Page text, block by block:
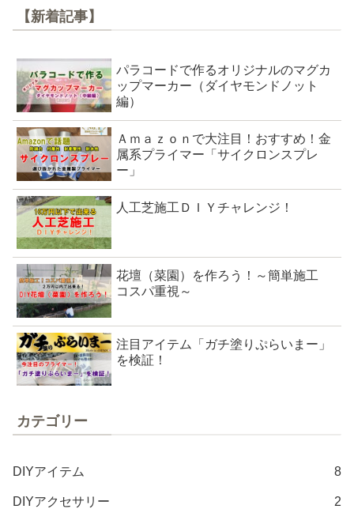
【新着記事】
パラコードで作るオリジナルのマグカ
ップマーカー（ダイヤモンドノット
編）
Ａｍａｚｏｎで大注目！おすすめ！金
属系プライマー「サイクロンスプレ
ー」
人工芝施工ＤＩＹチャレンジ！
花壇（菜園）を作ろう！～簡単施工
コスパ重視～
注目アイテム「ガチ塗りぷらいまー」
を検証！
カテゴリー
DIYアイテム 8
DIYアクセサリー 2